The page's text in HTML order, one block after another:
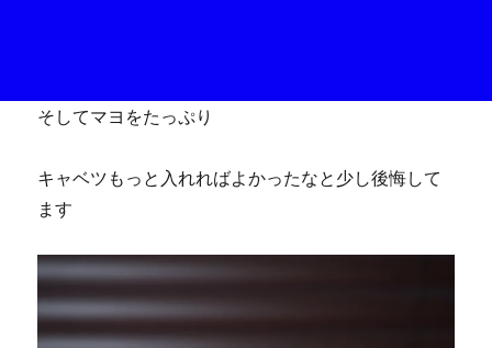
そしてマヨをたっぷり
キャベツもっと入れればよかったなと少し後悔して
ます